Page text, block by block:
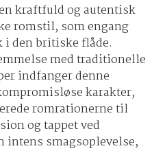
kraftfuld og autentisk
romstil, som engang
den britiske flåde.
med traditionelle
indfanger denne
karakter,
romrationerne til
og tappet ved
intens smagsoplevelse,